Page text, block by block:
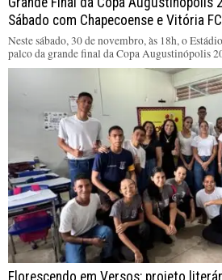
Sábado com Chapecoense e Vitória FC
Neste sábado, 30 de novembro, às 18h, o
palco da grande final da Copa Augustinópolis
Florescendo em Versos: projeto